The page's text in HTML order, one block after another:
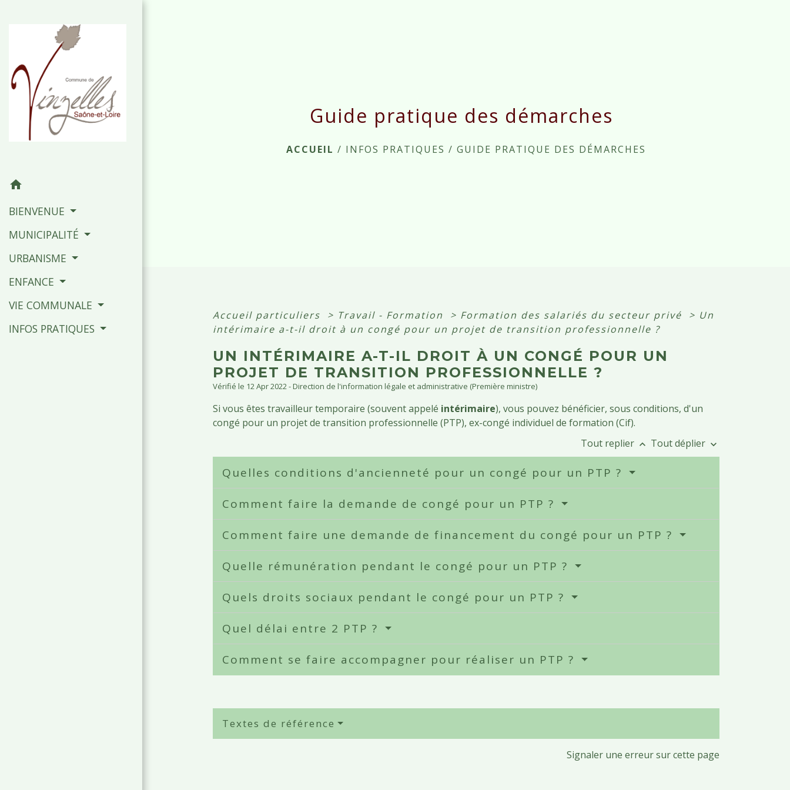
home
BIENVENUE
MUNICIPALITÉ
URBANISME
ENFANCE
VIE COMMUNALE
INFOS PRATIQUES
Guide pratique des démarches
ACCUEIL / INFOS PRATIQUES / GUIDE PRATIQUE DES DÉMARCHES
Accueil particuliers > Travail - Formation > Formation des salariés du secteur privé > Un
intérimaire a-t-il droit à un congé pour un projet de transition professionnelle ?
UN INTÉRIMAIRE A-T-IL DROIT À UN CONGÉ POUR UN
PROJET DE TRANSITION PROFESSIONNELLE ?
Vérifié le 12 Apr 2022 - Direction de l'information légale et administrative (Première ministre)
Si vous êtes travailleur temporaire (souvent appelé intérimaire), vous pouvez bénéficier, sous conditions, d'un
congé pour un projet de transition professionnelle (PTP), ex-congé individuel de formation (Cif).
Tout replier keyboard_arrow_up Tout déplier keyboard_arrow_down
Quelles conditions d'ancienneté pour un congé pour un PTP ?
Comment faire la demande de congé pour un PTP ?
Comment faire une demande de financement du congé pour un PTP ?
Quelle rémunération pendant le congé pour un PTP ?
Quels droits sociaux pendant le congé pour un PTP ?
Quel délai entre 2 PTP ?
Comment se faire accompagner pour réaliser un PTP ?
Textes de référence
Signaler une erreur sur cette page